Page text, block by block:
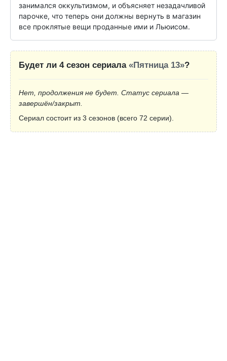
занимался оккультизмом, и объясняет незадачливой
парочке, что теперь они должны вернуть в магазин
все проклятые вещи проданные ими и Льюисом.
Будет ли 4 сезон сериала «Пятница 13»?
Нет, продолжения не будет. Статус сериала —
завершён/закрыт.
Сериал состоит из 3 сезонов (всего 72 серии).